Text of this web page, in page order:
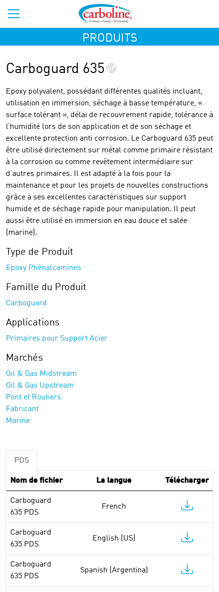
PRODUITS
Carboguard 635
Epoxy polyvalent, possédant différentes qualités incluant,
utilisation en immersion, séchage à basse température, «
surface tolérant », délai de recouvrement rapide, tolérance à
l’humidité lors de son application et de son séchage et
excellente protection anti corrosion. Le Carboguard 635 peut
être utilisé directement sur métal comme primaire résistant
à la corrosion ou comme revêtement intermédiaire sur
d’autres primaires. Il est adapté à la fois pour la
maintenance et pour les projets de nouvelles constructions
grâce à ses excellentes caractéristiques sur support
humide et de séchage rapide pour manipulation. Il peut
aussi être utilisé en immersion en eau douce et salée
(marine).
Type de Produit
Epoxy Phénalcamines
Famille du Produit
Carboguard
Applications
Primaires pour Support Acier
Marchés
Oil & Gas Midstream
Oil & Gas Upstream
Pont et Routiers
Fabricant
Marine
PDS
Nom de fichier La langue Télécharger
Carboguard
635 PDS
French
Carboguard
635 PDS
English (US)
Carboguard
635 PDS
Spanish (Argentina)